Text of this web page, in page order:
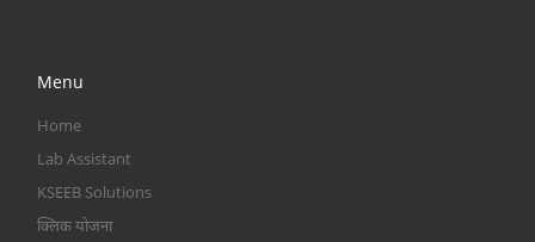
Menu
Home
Lab Assistant
KSEEB Solutions
क्लिक योजना